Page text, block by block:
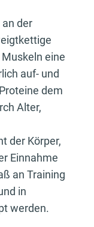
der
eine
auf- und
dem
Alter,
der Körper,
Einnahme
an Training
in
werden.